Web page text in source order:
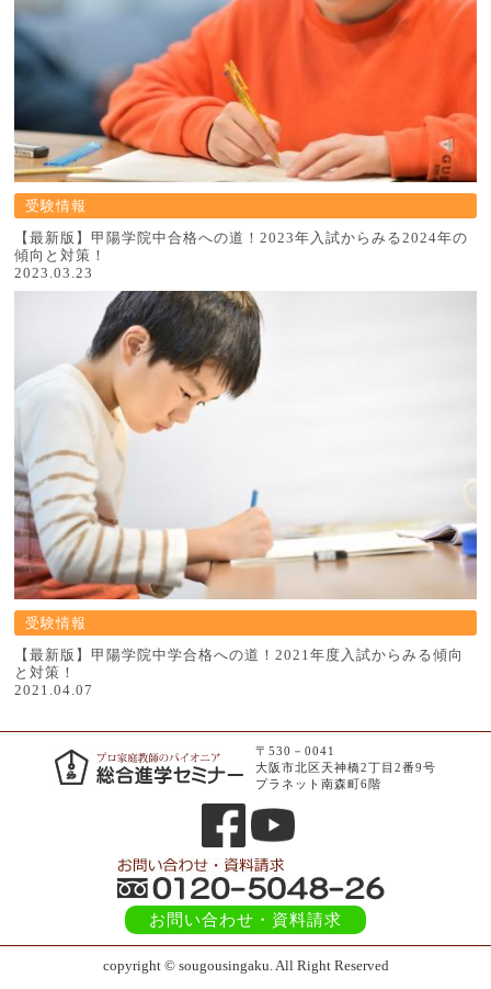
受験情報
【最新版】甲陽学院中合格への道！2023年入試からみる2024年の
傾向と対策！
2023.03.23
受験情報
【最新版】甲陽学院中学合格への道！2021年度入試からみる傾向
と対策！
2021.04.07
〒530－0041
大阪市北区天神橋2丁目2番9号
プラネット南森町6階
お問い合わせ ・資料請求
copyright © sougousingaku. All Right Reserved